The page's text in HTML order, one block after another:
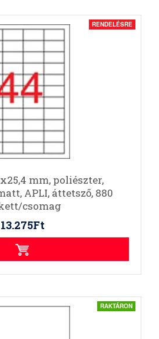
RENDELÉSRE
mm, poliészter,
APLI, áttetsző, 880
csomag
13.275Ft
RAKTÁRON